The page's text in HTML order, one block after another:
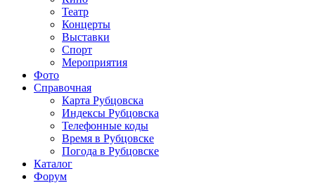
Театр
Концерты
Выставки
Спорт
Мероприятия
Фото
Справочная
Карта Рубцовска
Индексы Рубцовска
Телефонные коды
Время в Рубцовске
Погода в Рубцовске
Каталог
Форум